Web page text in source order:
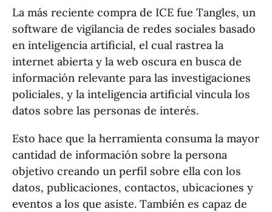
La más reciente compra de ICE fue Tangles, un
software de vigilancia de redes sociales basado
en inteligencia artificial, el cual rastrea la
internet abierta y la web oscura en busca de
información relevante para las investigaciones
policiales, y la inteligencia artificial vincula los
datos sobre las personas de interés.
Esto hace que la herramienta consuma la mayor
cantidad de información sobre la persona
objetivo creando un perfil sobre ella con los
datos, publicaciones, contactos, ubicaciones y
eventos a los que asiste. También es capaz de